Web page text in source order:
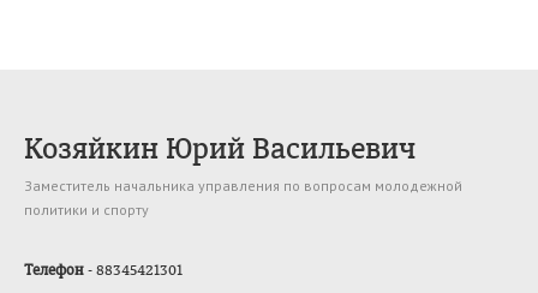
Козяйкин Юрий Васильевич
Заместитель начальника управления по вопросам молодежной
политики и спорту
Телефон - 88345421301